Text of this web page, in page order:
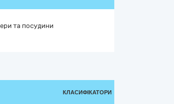
та посудини
КЛАСИФІКАТОРИ